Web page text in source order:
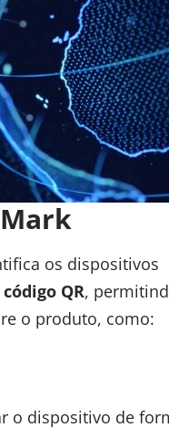
os dispositivos
código QR,
o produto, como:
o dispositivo de